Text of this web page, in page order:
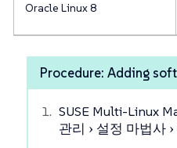
Oracle Linux 8
Procedure: Adding
SUSE Multi-Linux
관리
설정 마법사